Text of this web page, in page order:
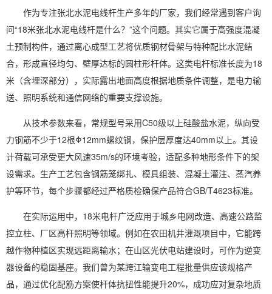
作为专注张北水泥电线杆生产多年的厂家，我们经常遇到客户询
问“18米张北水泥电线杆是什么？”这个问题。其实它属于高强度混凝
土预制构件，通过离心成型工艺将优质钢材骨架与特种配比水泥结
合，形成直径均匀、壁厚达标的圆柱形杆体。这类电杆标准长度为18
米（含埋深部分），实际露出地面高度根据地质条件调整，是电力输
送、照明系统和通信网络的重要支撑设施。
从技术参数来看，常规型号采用C50级以上硅酸盐水泥，纵向受
力钢筋不少于12根Φ12mm螺纹钢，保护层厚度达40mm以上。其设
计荷载可承受更大风速35m/s的环境考验，适配多种地形条件下的架
设需求。生产工艺包含钢筋笼绑扎、模具组装、混凝土灌注、蒸汽养
护等环节，每个步骤都经过严格质检确保产品符合GB/T4623标准。
在实际运用中，18米电杆广泛应用于城乡电网改造、高速公路监
控立柱、厂区高杆照明等领域。例如在农田机井灌溉项目中，它能跨
越作物种植区实现远距离输水；在山区光伏电站建设时，可作为逆变
器设备的稳固基座。我们曾为某跨江输变电工程批量供应该规格产
品，通过优化配筋方案使杆体抗扭性能提升20%，成功应对复杂地质